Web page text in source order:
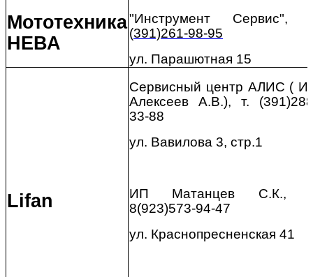
Мототехника
НЕВА
"Инструмент Сервис",
(391)261-98-95
ул. Парашютная 15
Lifan
Сервисный центр АЛИС (
Алексеев А.В.), т.
33-88
ул. Вавилова 3, стр.1
ИП Матанцев С.К.,
8(923)573-94-47
ул. Краснопресненская 41